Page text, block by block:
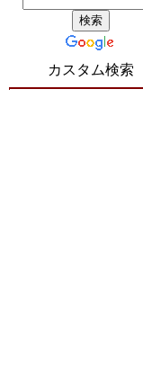
カスタム検索